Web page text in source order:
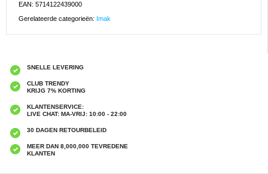
EAN: 5714122439000
Gerelateerde categorieën: Imak
SNELLE LEVERING
CLUB TRENDY
KRIJG 7% KORTING
KLANTENSERVICE:
LIVE CHAT: MA-VRIJ: 10:00 - 22:00
30 DAGEN RETOURBELEID
MEER DAN 8,000,000 TEVREDENE
KLANTEN